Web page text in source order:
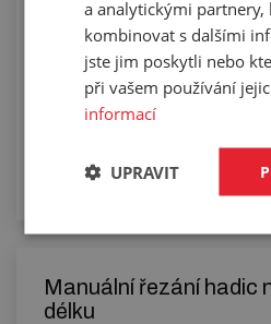
Manuální řezání hadic
délku
a analytickými
kombinovat s dalšími
jste jim poskytli nebo
při vašem používání
informací
UPRAVIT